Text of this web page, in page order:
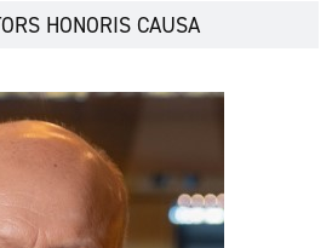
HONORIS CAUSA